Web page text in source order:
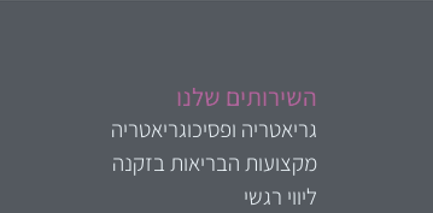
השירותים שלנו
גריאטריה ופסיכוגריאטריה
מקצועות הבריאות בזקנה
ליווי רגשי